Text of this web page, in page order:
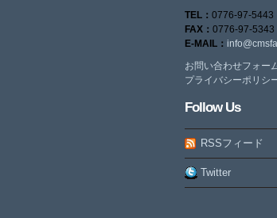
TEL： 0776-97-5443
FAX： 0776-97-5343
E-MAIL：
お問い合わせフォー
プライバシーポリシ
Follow Us
RSSフィード
Twitter